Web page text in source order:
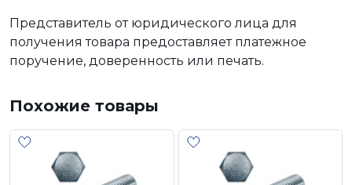
Представитель от юридического лица для
получения товара предоставляет платежное
поручение, доверенность или печать.
Похожие товары